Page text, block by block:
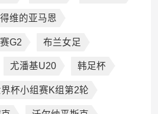
维的亚马恩
G2 布兰女足
尤潘基U20 韩足杯
杯小组赛K组第2轮